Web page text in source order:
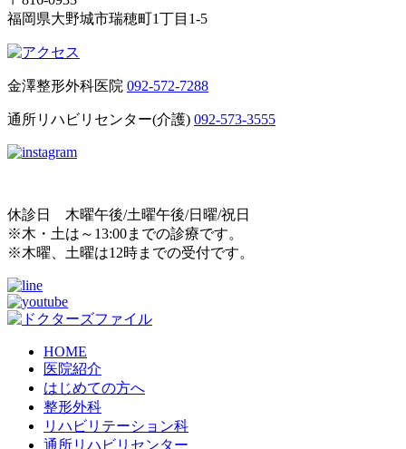
福岡県大野城市瑞穂町1丁目1-5
金澤整形外科医院 092-572-7288
通所リハビリセンター(介護) 092-573-3555
休診日 木曜午後/土曜午後/日曜/祝日
※木・土は～13:00までの診療です。
※木曜、土曜は12時までの受付です。
HOME
医院紹介
はじめての方へ
整形外科
リハビリテーション科
通所リハビリセンター